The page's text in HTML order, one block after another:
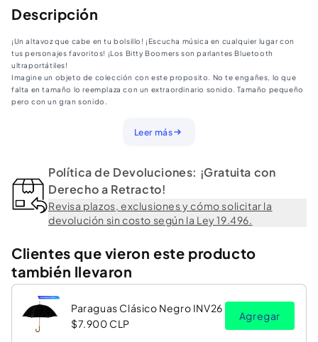
Tropper
Wars
Bitty
Boomers
Tropper
Wars
Boomers
Descripción
¡Un altavoz que cabe en tu bolsillo! ¡Escucha música en cualquier lugar con
tus personajes favoritos! ¡Los Bitty Boomers son parlantes Bluetooth
ultraportátiles!
Imagine un objeto de colección con este proposito. No te engañes, lo que
falta en tamaño lo reemplaza con un extraordinario sonido. Tamaño pequeño
pero con un gran sonido.
4 horas de musica con una sola carga.
Leer más
Política de Devoluciones: ¡Gratuita con
Derecho a Retracto!
Revisa plazos, exclusiones y cómo solicitar la
devolución sin costo según la Ley 19.496.
Clientes que vieron este producto
también llevaron
Paraguas Clásico Negro INV26
$7.900 CLP
Agregar